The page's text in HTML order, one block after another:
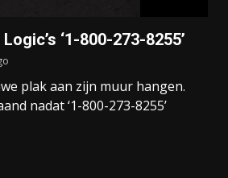
‘1-800-273-8255’
plak aan zijn muur hangen.
nadat ‘1-800-273-8255’